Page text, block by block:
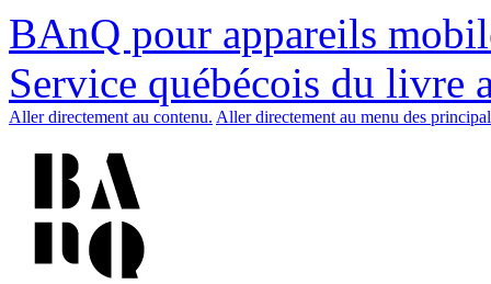
BAnQ pour appareils
Service québécois du livre
Aller directement au contenu. Aller directement au menu des